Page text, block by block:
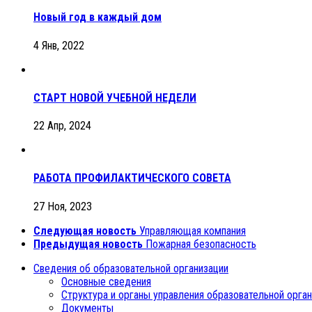
Новый год в каждый дом
4 Янв, 2022
СТАРТ НОВОЙ УЧЕБНОЙ НЕДЕЛИ
22 Апр, 2024
РАБОТА ПРОФИЛАКТИЧЕСКОГО СОВЕТА
27 Ноя, 2023
Следующая новость Управляющая компания
Предыдущая новость Пожарная безопасность
Сведения об образовательной организации
Основные сведения
Структура и органы управления образовательной
Документы